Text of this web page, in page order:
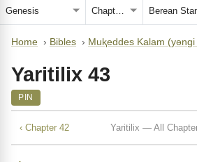
Home › Bibles › Muⱪeddes Kalam (yǝngi
Yaritilix 43
PIN
‹ Chapter 42 Yaritilix — All